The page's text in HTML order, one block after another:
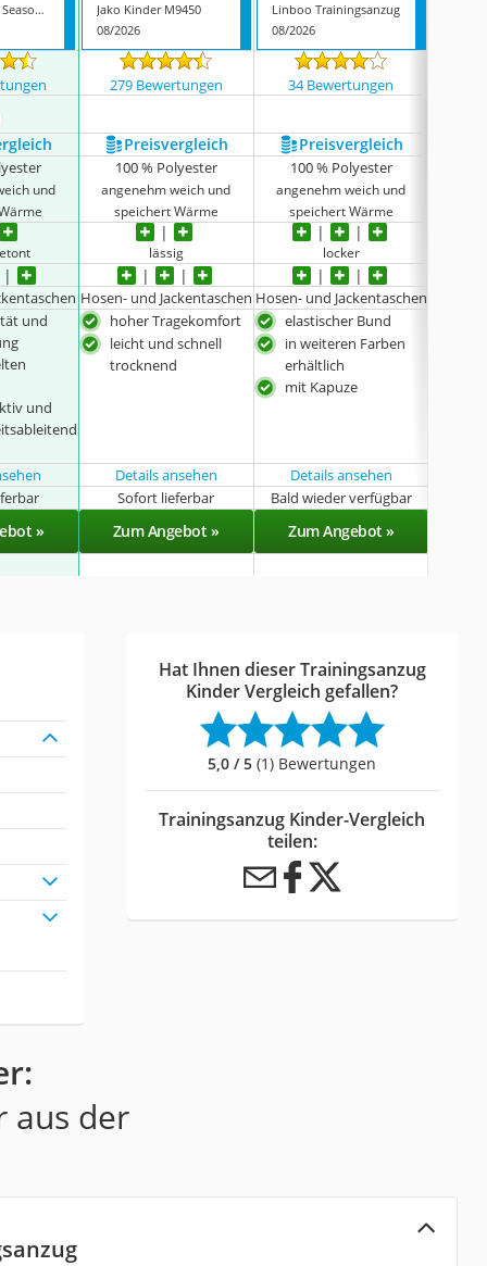
Adidas Kinder Seasonal Essentials Tiberio Trainingsanzug
Jako Kinder M9450
08/2026
Linboo Trainingsanzug
08/2026
279 Bewertungen 34 Bewertungen
anzeigen
Preis­vergleich Preis­vergleich
und
100 % Polyester
angenehm weich und
speichert Wärme
100 % Polyester
angenehm weich und
speichert Wärme
lässig locker
Hosen- und Jackentaschen Hosen- und Jackentaschen
und
und
hoher Tragekomfort
leicht und schnell
trocknend
elastischer Bund
in weiteren Farben
erhältlich
mit Kapuze
Details ansehen
Details ansehen
Sofort lieferbar Bald wieder verfügbar
» Zum Angebot » Zum Angebot »
Hat Ihnen dieser Trainingsanzug
Kinder Vergleich gefallen?
5,0 / 5 (1) Bewertungen
Trainingsanzug Kinder-Vergleich
teilen:
aus der